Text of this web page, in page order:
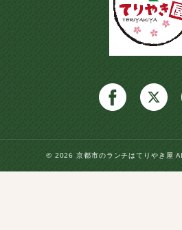
© 2026 京都市のランチはてりやき屋